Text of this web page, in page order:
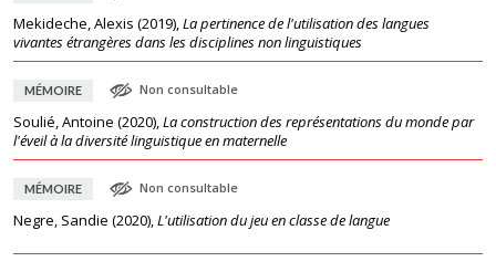
Mekideche, Alexis (2019),La pertinence de l'utilisation des langues
vivantes étrangères dans les disciplines non linguistiques
MÉMOIRE Non consultable
Soulié, Antoine (2020),La construction des représentations du monde par
l'éveil à la diversité linguistique en maternelle
MÉMOIRE Non consultable
Negre, Sandie (2020),L'utilisation du jeu en classe de langue